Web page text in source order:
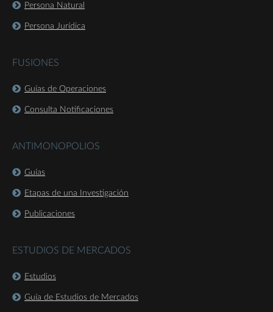
Persona Natural
Persona Jurídica
FUSIONES
Guías de Operaciones
Consulta Notificaciones
ANTIMONOPOLIOS
Guías
Etapas de una Investigación
Publicaciones
ESTUDIOS DE MERCADOS
Estudios
Guía de Estudios de Mercados